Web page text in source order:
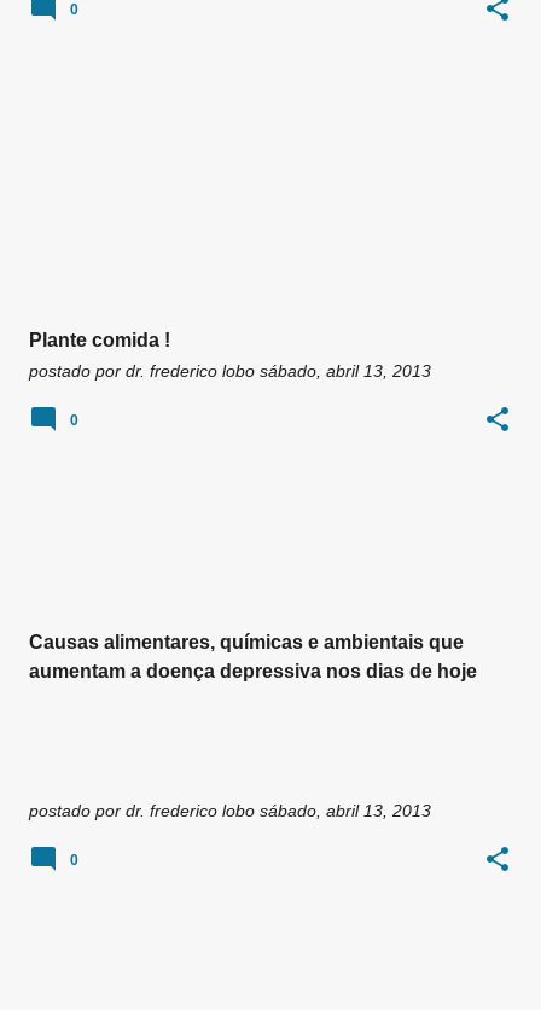
0
Plante comida !
postado por dr. frederico lobo sábado, abril 13, 2013
0
Causas alimentares, químicas e ambientais que
aumentam a doença depressiva nos dias de hoje
postado por dr. frederico lobo sábado, abril 13, 2013
0